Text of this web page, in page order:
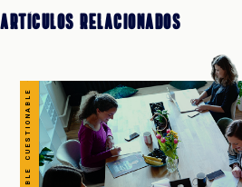
Artículos Relacionados